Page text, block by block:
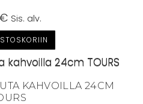
€ Sis. alv.
KAHVOILLA 24CM